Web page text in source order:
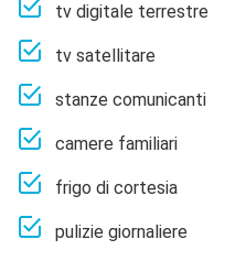
tv digitale terrestre
tv satellitare
stanze comunicanti
camere familiari
frigo di cortesia
pulizie giornaliere